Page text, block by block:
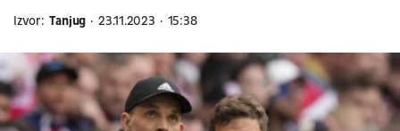
Izvor: Tanjug 23.11.2023 15:38